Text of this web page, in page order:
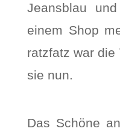
Jeansblau
einem Shop
ratzfatz war
sie nun.
Das Schöne